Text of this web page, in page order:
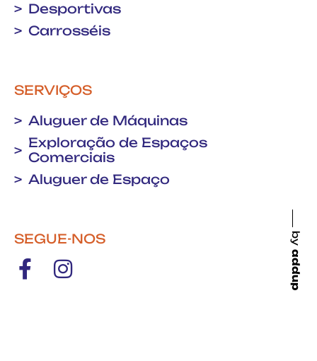
Desportivas
Carrosséis
SERVIÇOS
Aluguer de Máquinas
Exploração de Espaços
Comerciais
Aluguer de Espaço
SEGUE-NOS by
addup